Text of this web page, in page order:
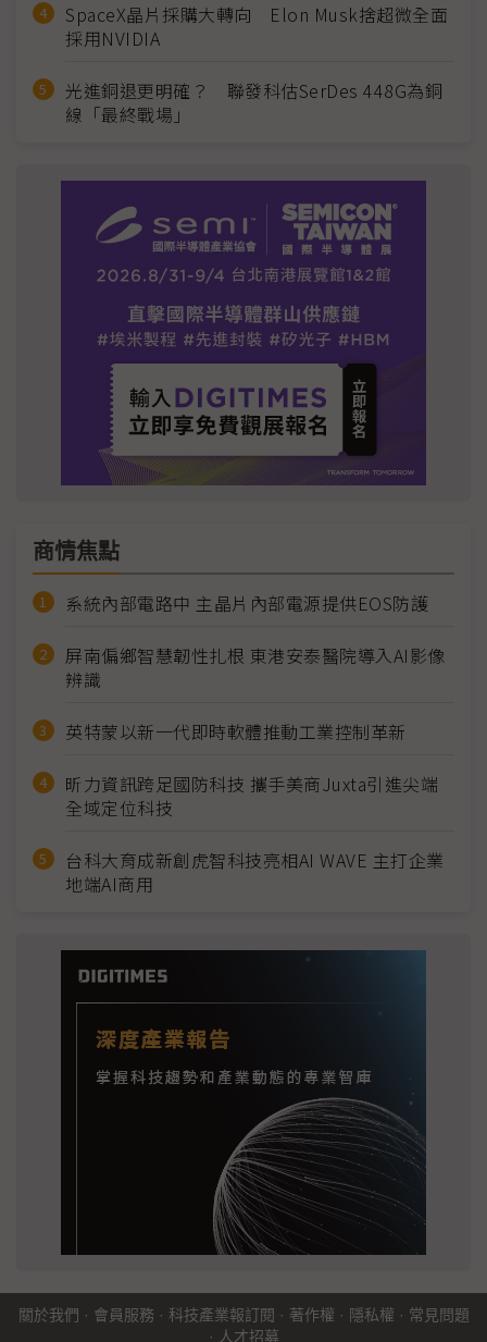
SpaceX晶片採購大轉向 Elon Musk捨超微全面
採用NVIDIA
光進銅退更明確？ 聯發科估SerDes 448G為銅
線「最終戰場」
商情焦點
系統內部電路中 主晶片內部電源提供EOS防護
屏南偏鄉智慧韌性扎根 東港安泰醫院導入AI影像
辨識
英特蒙以新一代即時軟體推動工業控制革新
昕力資訊跨足國防科技 攜手美商Juxta引進尖端
全域定位科技
台科大育成新創虎智科技亮相AI WAVE 主打企業
地端AI商用
關於我們 · 會員服務 · 科技產業報訂閱 · 著作權 · 隱私權 · 常見問題
· 人才招募